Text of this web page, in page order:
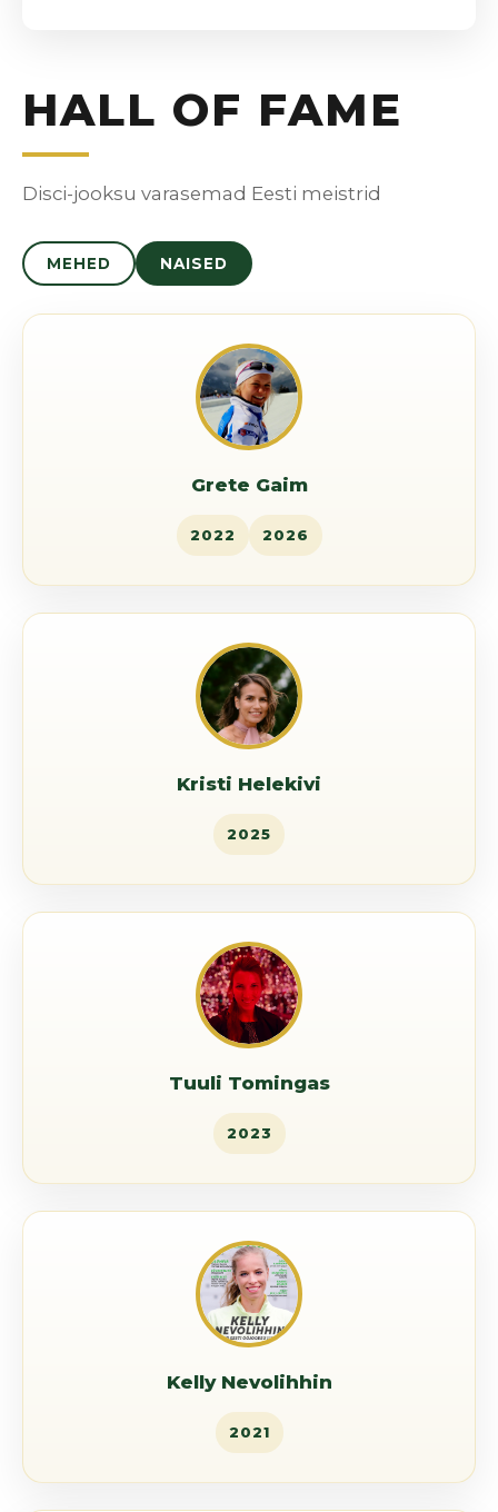
HALL OF FAME
Disci-jooksu varasemad Eesti meistrid
MEHED NAISED
Grete Gaim
2022 2026
Kristi Helekivi
2025
Tuuli Tomingas
2023
Kelly Nevolihhin
2021